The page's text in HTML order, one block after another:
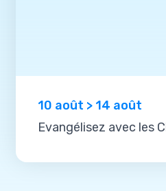
10 août > 14 août
Evangélisez avec les